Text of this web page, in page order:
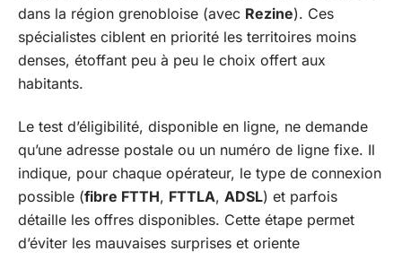
dans la région grenobloise (avec Rezine). Ces
spécialistes ciblent en priorité les territoires moins
denses, étoffant peu à peu le choix offert aux
habitants.
Le test d’éligibilité, disponible en ligne, ne demande
qu’une adresse postale ou un numéro de ligne fixe. Il
indique, pour chaque opérateur, le type de connexion
possible (fibre FTTH, FTTLA, ADSL) et parfois
détaille les offres disponibles. Cette étape permet
d’éviter les mauvaises surprises et oriente